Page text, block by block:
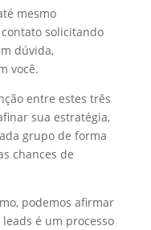
mesmo
solicitando
dúvida,
você.
entre estes três
sua estratégia,
grupo de forma
chances de
podemos afirmar
é um processo